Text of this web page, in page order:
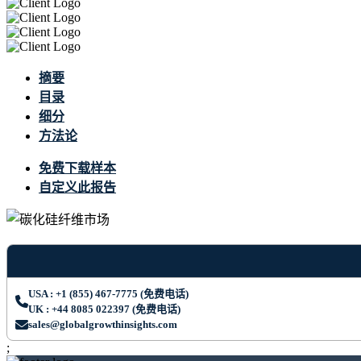
摘要
目录
细分
方法论
免费下载样本
自定义此报告
USA : +1 (855) 467-7775 (免费电话)
UK : +44 8085 022397 (免费电话)
sales@globalgrowthinsights.com
;